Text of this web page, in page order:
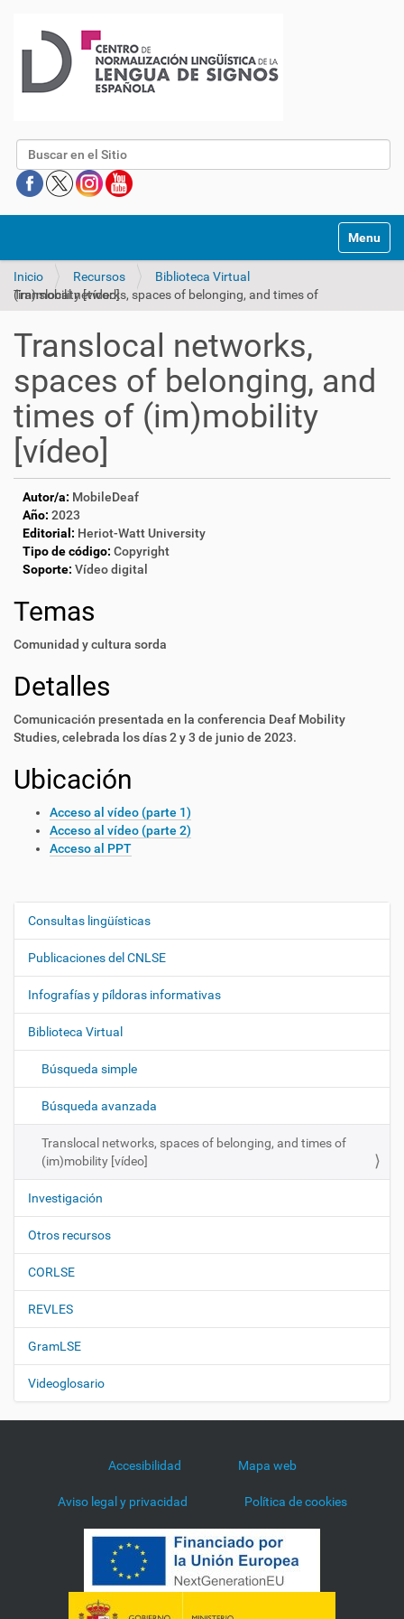
Buscar
Mostrar/
Inicio Recursos
Biblioteca Virtual
Translocal networks, spaces of belonging, and times of (im)mobility [vídeo]
Translocal networks,
spaces of belonging, and
times of (im)mobility
[vídeo]
Autor/a: MobileDeaf
Año: 2023
Editorial: Heriot-Watt University
Tipo de código: Copyright
Soporte: Vídeo digital
Temas
Comunidad y cultura sorda
Detalles
Comunicación presentada en la conferencia Deaf Mobility
Studies, celebrada los días 2 y 3 de junio de 2023.
Ubicación
Acceso al vídeo (parte 1)
Acceso al vídeo (parte 2)
Acceso al PPT
N
e
g
a
i
n
Consultas lingüísticas
Publicaciones del CNLSE
Infografías y píldoras informativas
Biblioteca Virtual
Búsqueda simple
Búsqueda avanzada
Translocal networks, spaces of belonging, and times of
(im)mobility [vídeo]
Investigación
Otros recursos
CORLSE
REVLES
GramLSE
Videoglosario
Accesibilidad Mapa web
Aviso legal y privacidad Política de cookies